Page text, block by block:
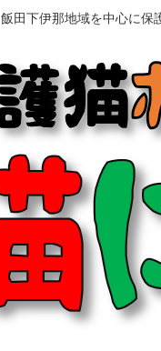
飯田下伊那地域を中心に保